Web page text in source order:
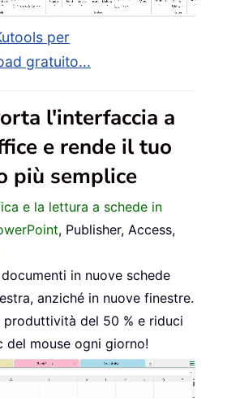
per
gratuito...
l'interfaccia a
e rende il tuo
più semplice
e la lettura a schede in
, Publisher, Access,
in nuove schede
anziché in nuove finestre.
produttività del 50 % e riduci
del mouse ogni giorno!